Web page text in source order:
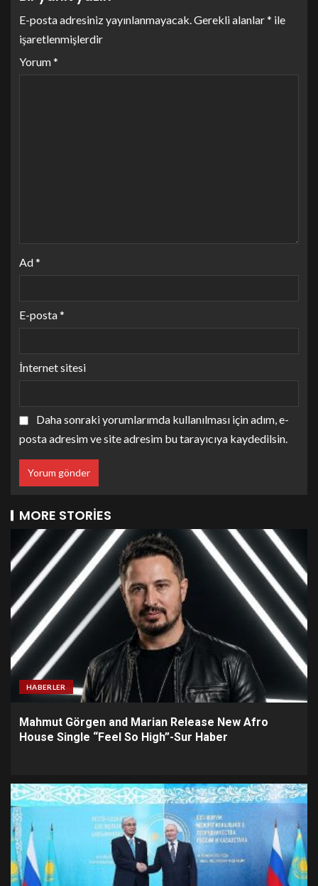
E-posta adresiniz yayınlanmayacak. Gerekli alanlar* ile
işaretlenmişlerdir
Yorum*
Ad*
E-posta*
İnternet sitesi
Daha sonraki yorumlarımda kullanılması için adım, e-
posta adresim ve site adresim bu tarayıcıya kaydedilsin.
MORE STORIES
HABERLER
Mahmut Görgen and Marian Release New Afro
House Single “Feel So High”-Sur Haber